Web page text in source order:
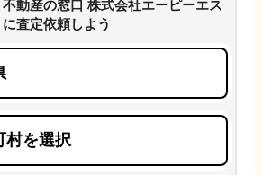
不動産の窓口 株式会社エーピーエス
に査定依頼しよう